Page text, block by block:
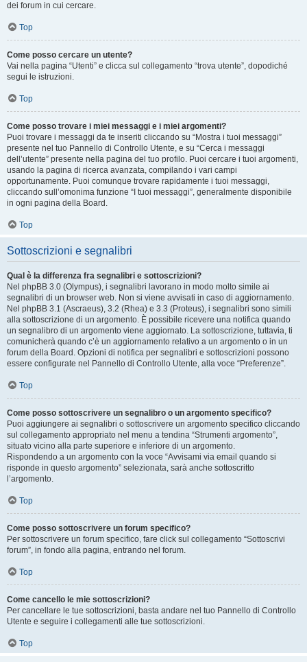
dei forum in cui cercare.
Top
Come posso cercare un utente?
Vai nella pagina “Utenti” e clicca sul collegamento “trova utente”, dopodiché
segui le istruzioni.
Top
Come posso trovare i miei messaggi e i miei argomenti?
Puoi trovare i messaggi da te inseriti cliccando su “Mostra i tuoi messaggi”
presente nel tuo Pannello di Controllo Utente, e su “Cerca i messaggi
dell’utente” presente nella pagina del tuo profilo. Puoi cercare i tuoi argomenti,
usando la pagina di ricerca avanzata, compilando i vari campi
opportunamente. Puoi comunque trovare rapidamente i tuoi messaggi,
cliccando sull’omonima funzione “I tuoi messaggi”, generalmente disponibile
in ogni pagina della Board.
Top
Sottoscrizioni e segnalibri
Qual è la differenza fra segnalibri e sottoscrizioni?
Nel phpBB 3.0 (Olympus), i segnalibri lavorano in modo molto simile ai
segnalibri di un browser web. Non si viene avvisati in caso di aggiornamento.
Nel phpBB 3.1 (Ascraeus), 3.2 (Rhea) e 3.3 (Proteus), i segnalibri sono simili
alla sottoscrizione di un argomento. È possibile ricevere una notifica quando
un segnalibro di un argomento viene aggiornato. La sottoscrizione, tuttavia, ti
comunicherà quando c’è un aggiornamento relativo a un argomento o in un
forum della Board. Opzioni di notifica per segnalibri e sottoscrizioni possono
essere configurate nel Pannello di Controllo Utente, alla voce “Preferenze”.
Top
Come posso sottoscrivere un segnalibro o un argomento specifico?
Puoi aggiungere ai segnalibri o sottoscrivere un argomento specifico cliccando
sul collegamento appropriato nel menu a tendina “Strumenti argomento”,
situato vicino alla parte superiore e inferiore di un argomento.
Rispondendo a un argomento con la voce “Avvisami via email quando si
risponde in questo argomento” selezionata, sarà anche sottoscritto
l’argomento.
Top
Come posso sottoscrivere un forum specifico?
Per sottoscrivere un forum specifico, fare click sul collegamento “Sottoscrivi
forum”, in fondo alla pagina, entrando nel forum.
Top
Come cancello le mie sottoscrizioni?
Per cancellare le tue sottoscrizioni, basta andare nel tuo Pannello di Controllo
Utente e seguire i collegamenti alle tue sottoscrizioni.
Top